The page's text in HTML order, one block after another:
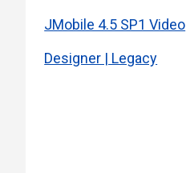
JMobile 4.5 SP1 Video
Designer | Legacy